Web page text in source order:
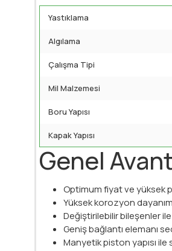
Yastıklama
Algılama
Çalışma Tipi
Mil Malzemesi
Boru Yapısı
Kapak Yapısı
Genel
Optimum fiyat ve yüksek
Yüksek korozyon
Değiştirilebilir bileşenler ile
Geniş bağlantı elemanı
Manyetik piston yapısı